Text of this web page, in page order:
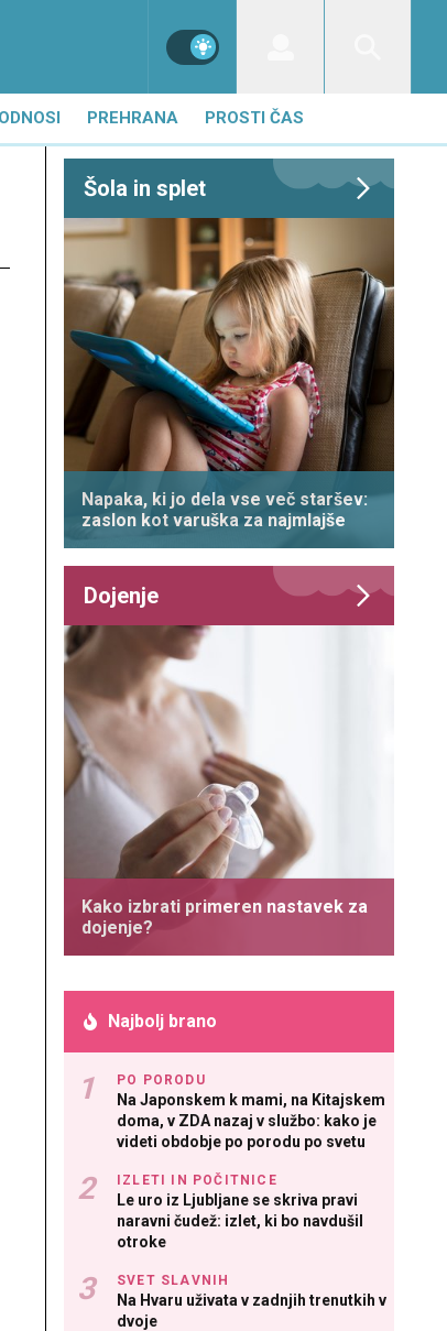
PREHRANA PROSTI ČAS
Šola in splet
Napaka, ki jo dela vse več staršev:
zaslon kot varuška za najmlajše
Dojenje
Kako izbrati primeren nastavek za
dojenje?
Najbolj brano
PO PORODU
Na Japonskem k mami, na Kitajskem
doma, v ZDA nazaj v službo: kako je
videti obdobje po porodu po svetu
IZLETI IN POČITNICE
Le uro iz Ljubljane se skriva pravi
naravni čudež: izlet, ki bo navdušil
otroke
SVET SLAVNIH
Na Hvaru uživata v zadnjih trenutkih v
dvoje